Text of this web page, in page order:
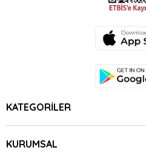
KATEGORİLER
KURUMSAL